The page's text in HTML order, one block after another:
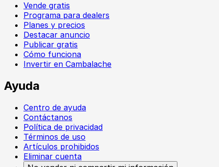
Vende gratis
Programa para dealers
Planes y precios
Destacar anuncio
Publicar gratis
Cómo funciona
Invertir en Cambalache
Ayuda
Centro de ayuda
Contáctanos
Política de privacidad
Términos de uso
Artículos prohibidos
Eliminar cuenta